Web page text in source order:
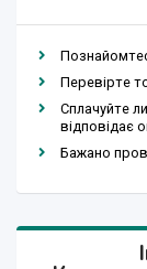
Перевірте
Сплачуйте
відповідає
Бажано